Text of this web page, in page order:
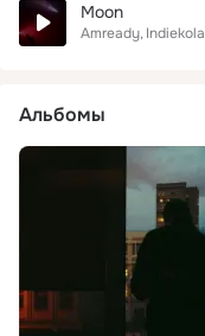
Moon
Amready Indiekola
Альбомы